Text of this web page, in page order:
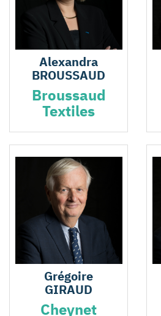
Alexandra
BROUSSAUD
Broussaud
Textiles
Grégoire
GIRAUD
Cheynet